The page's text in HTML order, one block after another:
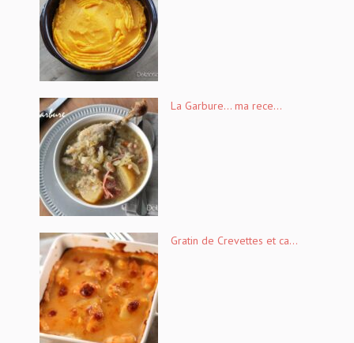
La Garbure… ma rece...
Gratin de Crevettes et ca...